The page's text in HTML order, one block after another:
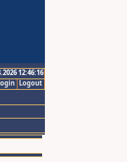
12:46:16
Logout